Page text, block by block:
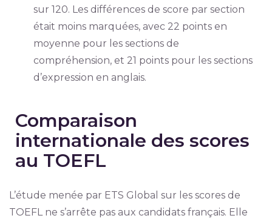
sur 120. Les différences de score par section
était moins marquées, avec 22 points en
moyenne pour les sections de
compréhension, et 21 points pour les sections
d’expression en anglais.
Comparaison
internationale des scores
au TOEFL
L’étude menée par ETS Global sur les scores de
TOEFL ne s’arrête pas aux candidats français. Elle